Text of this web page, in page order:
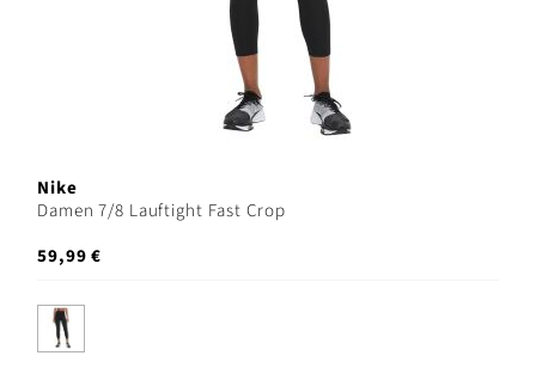
Nike
Damen 7/8 Lauftight Fast Crop
59,99 €